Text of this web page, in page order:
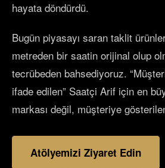
hayata döndürdü.
Bugün piyasayı saran taklit
metreden bir saatin orijinal olup
tecrübeden bahsediyoruz.
ifade edilen” Saatçi Arif için en
markası değil, müşteriye
Atölyemizi Ziyaret Edin